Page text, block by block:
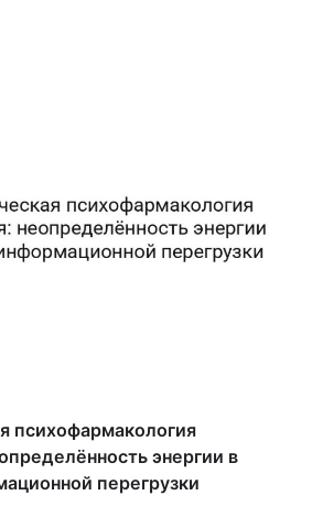
психофармакология
энергии в
перегрузки